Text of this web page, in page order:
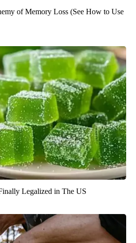
of Memory Loss (See How to Use
Legalized in The US